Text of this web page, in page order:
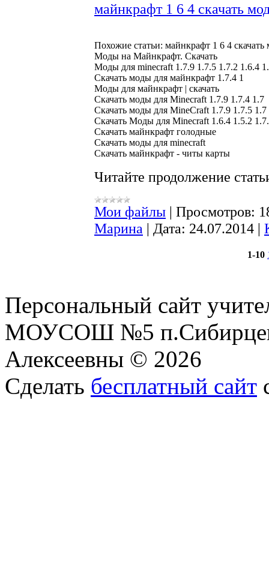
майнкрафт 1 6 4 скачать
Похожие статьи: майнкрафт 1 6 4
Моды на Майнкрафт. Скачать
Моды для minecraft 1.7.9 1.7.5 1.7.2 1.6.4
Скачать моды для майнкрафт 1.7.4 1
Моды для майнкрафт | скачать
Скачать моды для Minecraft 1.7.9 1.7.4 1.7
Скачать моды для MineCraft 1.7.9 1.7.5 1.7
Скачать Моды для Minecraft 1.6.4 1.5.2
Скачать майнкрафт голодные
Скачать моды для minecraft
Читайте продолжение
Мои файлы | Просмотров:
Марина | Дата: 24.07.2014 |
1-10
Персональный сайт
МОУСОШ №5
Алексеевны © 2026
Сделать бесплатный сайт